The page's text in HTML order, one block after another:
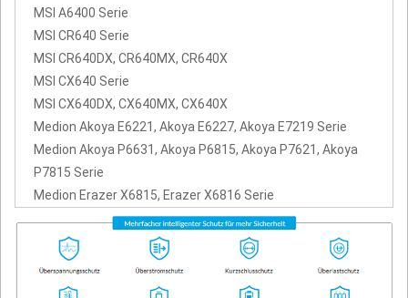
MSI A6400 Serie
MSI CR640 Serie
MSI CR640DX, CR640MX, CR640X
MSI CX640 Serie
MSI CX640DX, CX640MX, CX640X
Medion Akoya E6221, Akoya E6227, Akoya E7219 Serie
Medion Akoya P6631, Akoya P6815, Akoya P7621, Akoya
P7815 Serie
Medion Erazer X6815, Erazer X6816 Serie